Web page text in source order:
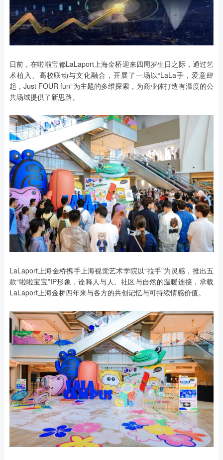
日前，在啦啦宝都LaLaport上海金桥迎来四周岁生日之际，通过艺
术植入、高校联动与文化融合，开展了一场以“LaLa手，爱意肆
起，Just FOUR fun”为主题的多维探索，为商业体打造有温度的公
共场域提供了新思路。
LaLaport上海金桥携手上海视觉艺术学院以“拉手”为灵感，推出五
款“啦啦宝宝”IP形象，诠释人与人、社区与自然的温暖连接，承载
LaLaport上海金桥四年来与各方的共创记忆与可持续情感价值。